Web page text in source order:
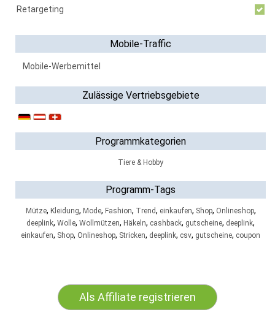
Retargeting
Mobile-Traffic
Mobile-Werbemittel
Zulässige Vertriebsgebiete
Programmkategorien
Tiere & Hobby
Programm-Tags
Mütze, Kleidung, Mode, Fashion, Trend, einkaufen, Shop, Onlineshop,
deeplink, Wolle, Wollmützen, Häkeln, cashback, gutscheine, deeplink,
einkaufen, Shop, Onlineshop, Stricken, deeplink, csv, gutscheine, coupon
Als Affiliate registrieren